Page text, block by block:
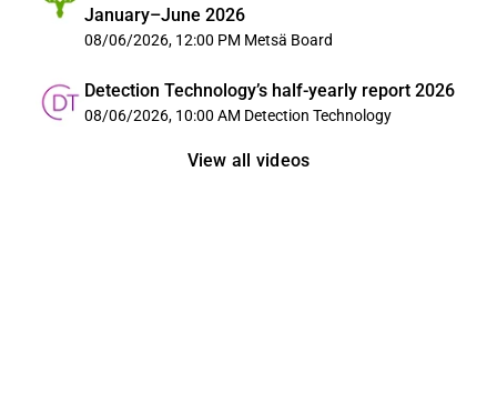
January–June 2026
08/06/2026, 12:00 PM Metsä Board
Detection Technology’s half-yearly report 2026
08/06/2026, 10:00 AM Detection Technology
View all videos